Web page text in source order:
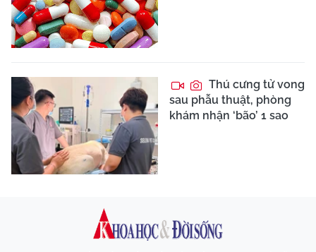
Thú cưng tử vong
sau phẫu thuật, phòng
khám nhận ‘bão’ 1 sao